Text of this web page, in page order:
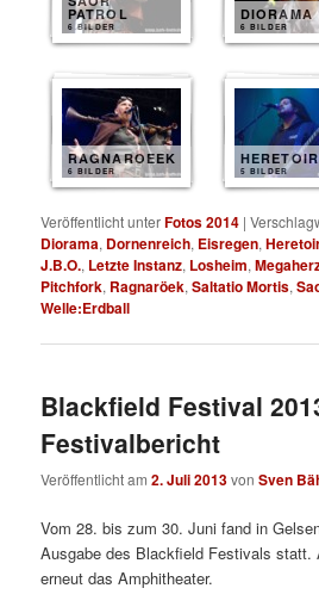
PATROL
6 BILDER
DIORAMA
6 BILDER
RAGNAROEEK
6 BILDER
HERETOIR
5 BILDER
Veröffentlicht unterFotos 2014 |
Diorama, Dornenreich, Eisregen,
J.B.O., Letzte Instanz, Losheim,
Pitchfork, Ragnaröek,Saltatio Mortis,
Welle:Erdball
Blackfield Festival
Festivalbericht
Veröffentlicht am2. Juli 2013vonSven
Vom 28. bis zum 30. Juni fand in
Ausgabe des Blackfield Festivals statt.
erneut das Amphitheater.